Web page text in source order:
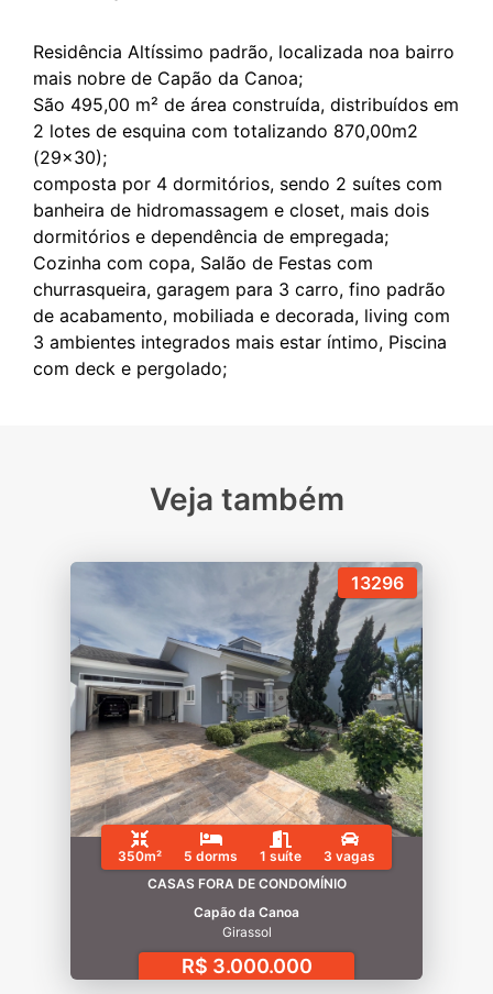
Residência Altíssimo padrão, localizada noa bairro
mais nobre de Capão da Canoa;
São 495,00 m² de área construída, distribuídos em
2 lotes de esquina com totalizando 870,00m2
(29x30);
composta por 4 dormitórios, sendo 2 suítes com
banheira de hidromassagem e closet, mais dois
dormitórios e dependência de empregada;
Cozinha com copa, Salão de Festas com
churrasqueira, garagem para 3 carro, fino padrão
de acabamento, mobiliada e decorada, living com
3 ambientes integrados mais estar íntimo, Piscina
Veja também
13296
350m² 5 dorms 1 suíte
3 vagas
CASAS FORA DE CONDOMÍNIO
Capão da Canoa
Girassol
R$ 3.000.000